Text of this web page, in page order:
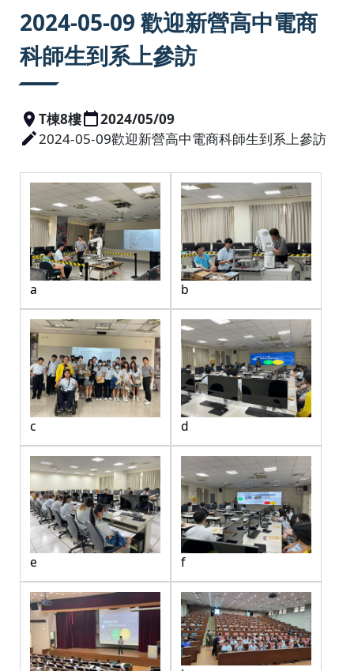
2024-05-09 歡迎新營高中電商
科師生到系上參訪
T棟8樓
2024/05/09
2024-05-09歡迎新營高中電商科師生到系上參訪
a b
c d
e f